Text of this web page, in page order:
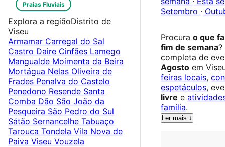
Setembro ·
Procura o que
fim de semana?
completa de
Agosto em
feiras locais,
espetáculos,
livre e
família.
Ler mais ↓
Praias Fluviais
Explora a regiãoDistrito de
Viseu
Armamar Carregal do Sal
Castro Daire Cinfães Lamego
Mangualde Moimenta da Beira
Mortágua Nelas Oliveira de
Frades Penalva do Castelo
Penedono Resende Santa
Comba Dão São João da
Pesqueira São Pedro do Sul
Sátão Sernancelhe Tabuaço
Tarouca Tondela Vila Nova de
Paiva Viseu Vouzela